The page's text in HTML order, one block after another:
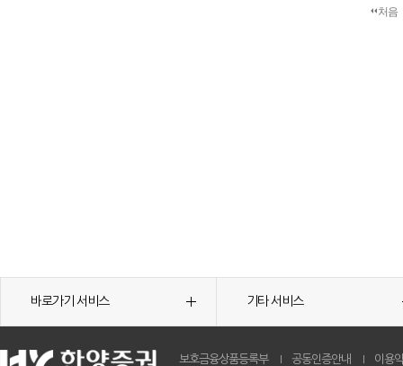
처음
바로가기 서비스 기타 서비스
보호금융상품등록부 공동인증안내 이용